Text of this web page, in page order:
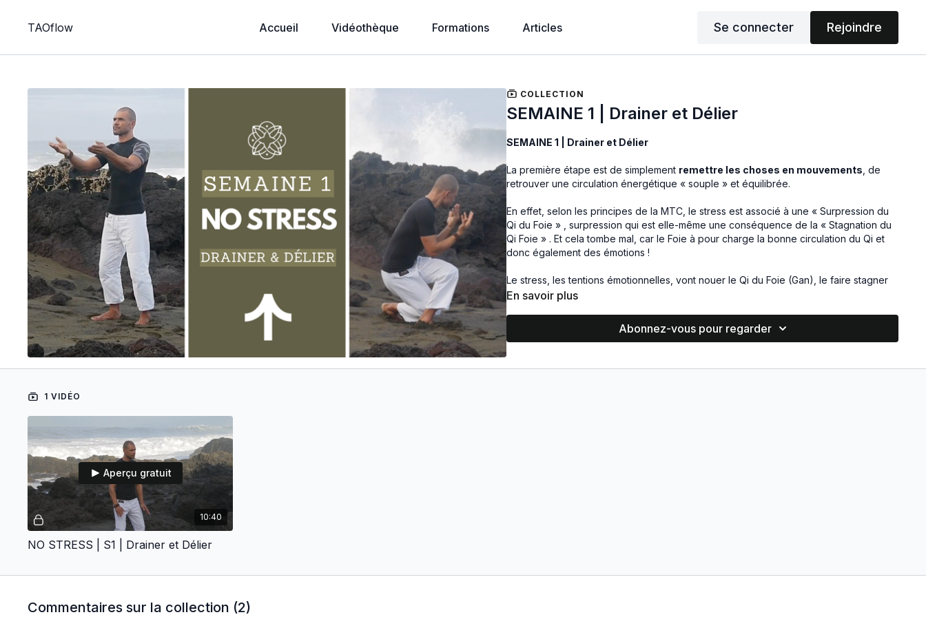
TAOflow Accueil Vidéothèque Formations Articles Se connecter Rejoindre
COLLECTION
SEMAINE 1 | Drainer et Délier
SEMAINE 1 | Drainer et Délier
La première étape est de simplement remettre les choses en mouvements , de
retrouver une circulation énergétique « souple » et équilibrée.
En effet, selon les principes de la MTC, le stress est associé à une « Surpression du
Qi du Foie » , surpression qui est elle-même une conséquence de la « Stagnation du
Qi Foie » . Et cela tombe mal, car le Foie à pour charge la bonne circulation du Qi et
donc également des émotions !
Le stress, les tentions émotionnelles, vont nouer le Qi du Foie (Gan), le faire stagner
comme on dit dans le jargon de la MTC . Ces noeuds vont à leur tour engendrer une
d’avantage nouer le Qi du Foie, etc, etc...
En savoir plus
Abonnez-vous pour regarder
1 VIDÉO
10:40
Aperçu gratuit
NO STRESS | S1 | Drainer et Délier
Commentaires sur la collection (2)